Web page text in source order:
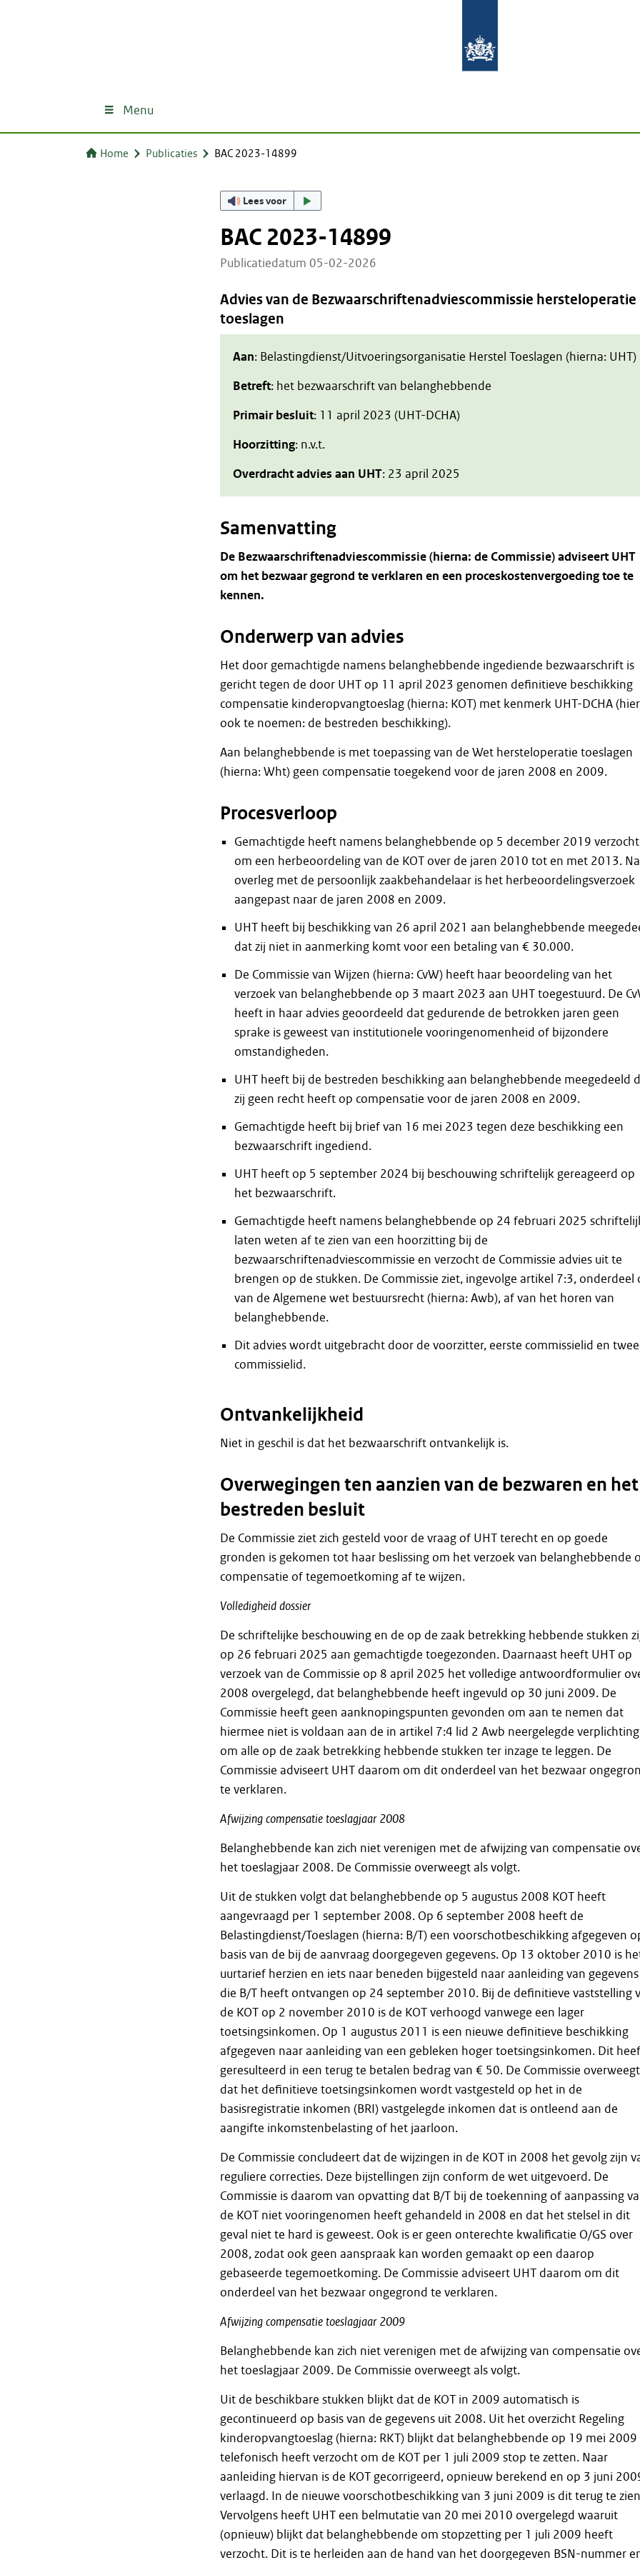
Menu
Home Publicaties BAC 2023-14899
Lees voor
BAC 2023-14899
Publicatiedatum 05-02-2026
Advies van de Bezwaarschriftenadviescommissie hersteloperatie
toeslagen
Aan: Belastingdienst/Uitvoeringsorganisatie Herstel Toeslagen (hierna: UHT)
Betreft: het bezwaarschrift van belanghebbende
Primair besluit: 11 april 2023 (UHT-DCHA)
Hoorzitting: n.v.t.
Overdracht advies aan UHT: 23 april 2025
Samenvatting
De Bezwaarschriftenadviescommissie(hierna: deCommissie)adviseert UHT
om het bezwaargegrond teverklaren en een proceskostenvergoedingtoete
kennen.
Onderwerp van advies
Het door gemachtigde namens belanghebbende ingediende bezwaarschrift is
gericht tegen de door UHT op 11 april 2023 genomen definitieve beschikking
compensatie kinderopvangtoeslag (hierna: KOT) met kenmerk UHT-DCHA
ook te noemen: de bestreden beschikking).
Aan belanghebbende is met toepassing van de Wet hersteloperatie toeslagen
(hierna: Wht) geen compensatie toegekend voor de jaren 2008 en 2009.
Procesverloop
Gemachtigde heeft namens belanghebbende op 5 december 2019 verzocht
om een herbeoordeling van de KOT over de jaren 2010 tot en met 2013. Na
overleg met de persoonlijk zaakbehandelaar is het herbeoordelingsverzoek
aangepast naar de jaren 2008 en 2009.
UHT heeft bij beschikking van 26 april 2021 aan belanghebbende
dat zij niet in aanmerking komt voor een betaling van € 30.000.
De Commissie van Wijzen (hierna: CvW) heeft haar beoordeling van het
verzoek van belanghebbende op 3 maart 2023 aan UHT toegestuurd. De
heeft in haar advies geoordeeld dat gedurende de betrokken jaren geen
sprake is geweest van institutionele vooringenomenheid of bijzondere
omstandigheden.
UHT heeft bij de bestreden beschikking aan belanghebbende meegedeeld
zij geen recht heeft op compensatie voor de jaren 2008 en 2009.
Gemachtigde heeft bij brief van 16 mei 2023 tegen deze beschikking een
bezwaarschrift ingediend.
UHT heeft op 5 september 2024 bij beschouwing schriftelijk gereageerd op
het bezwaarschrift.
Gemachtigde heeft namens belanghebbende op 24 februari 2025
laten weten af te zien van een hoorzitting bij de
bezwaarschriftenadviescommissie en verzocht de Commissie advies uit te
brengen op de stukken. De Commissie ziet, ingevolge artikel 7:3, onderdeel
van de Algemene wet bestuursrecht (hierna: Awb), af van het horen van
belanghebbende.
Dit advies wordt uitgebracht door de voorzitter, eerste commissielid en
commissielid.
Ontvankelijkheid
Niet in geschil is dat het bezwaarschrift ontvankelijk is.
Overwegingen ten aanzien van de bezwaren en het
bestreden besluit
De Commissie ziet zich gesteld voor de vraag of UHT terecht en op goede
gronden is gekomen tot haar beslissing om het verzoek van belanghebbende
compensatie of tegemoetkoming af te wijzen.
Volledigheiddossier
De schriftelijke beschouwing en de op de zaak betrekking hebbende stukken
op 26 februari 2025 aan gemachtigde toegezonden. Daarnaast heeft UHT op
verzoek van de Commissie op 8 april 2025 het volledige antwoordformulier
2008 overgelegd, dat belanghebbende heeft ingevuld op 30 juni 2009. De
Commissie heeft geen aanknopingspunten gevonden om aan te nemen dat
hiermee niet is voldaan aan de in artikel 7:4 lid 2 Awb neergelegde verplichting
om alle op de zaak betrekking hebbende stukken ter inzage te leggen. De
Commissie adviseert UHT daarom om dit onderdeel van het bezwaar
te verklaren.
Afwijzingcompensatietoeslagjaar 2008
Belanghebbende kan zich niet verenigen met de afwijzing van compensatie
het toeslagjaar 2008. De Commissie overweegt als volgt.
Uit de stukken volgt dat belanghebbende op 5 augustus 2008 KOT heeft
aangevraagd per 1 september 2008. Op 6 september 2008 heeft de
Belastingdienst/Toeslagen (hierna: B/T) een voorschotbeschikking afgegeven
basis van de bij de aanvraag doorgegeven gegevens. Op 13 oktober 2010 is
uurtarief herzien en iets naar beneden bijgesteld naar aanleiding van gegevens
die B/T heeft ontvangen op 24 september 2010. Bij de definitieve vaststelling
de KOT op 2 november 2010 is de KOT verhoogd vanwege een lager
toetsingsinkomen. Op 1 augustus 2011 is een nieuwe definitieve beschikking
afgegeven naar aanleiding van een gebleken hoger toetsingsinkomen. Dit
geresulteerd in een terug te betalen bedrag van € 50. De Commissie overweegt
dat het definitieve toetsingsinkomen wordt vastgesteld op het in de
basisregistratie inkomen (BRI) vastgelegde inkomen dat is ontleend aan de
aangifte inkomstenbelasting of het jaarloon.
De Commissie concludeert dat de wijzingen in de KOT in 2008 het gevolg zijn
reguliere correcties. Deze bijstellingen zijn conform de wet uitgevoerd. De
Commissie is daarom van opvatting dat B/T bij de toekenning of aanpassing
de KOT niet vooringenomen heeft gehandeld in 2008 en dat het stelsel in dit
geval niet te hard is geweest. Ook is er geen onterechte kwalificatie O/GS over
2008, zodat ook geen aanspraak kan worden gemaakt op een daarop
gebaseerde tegemoetkoming. De Commissie adviseert UHT daarom om dit
onderdeel van het bezwaar ongegrond te verklaren.
Afwijzingcompensatietoeslagjaar 2009
Belanghebbende kan zich niet verenigen met de afwijzing van compensatie
het toeslagjaar 2009. De Commissie overweegt als volgt.
Uit de beschikbare stukken blijkt dat de KOT in 2009 automatisch is
gecontinueerd op basis van de gegevens uit 2008. Uit het overzicht Regeling
kinderopvangtoeslag (hierna: RKT) blijkt dat belanghebbende op 19 mei 2009
telefonisch heeft verzocht om de KOT per 1 juli 2009 stop te zetten. Naar
aanleiding hiervan is de KOT gecorrigeerd, opnieuw berekend en op 3 juni
verlaagd. In de nieuwe voorschotbeschikking van 3 juni 2009 is dit terug te
Vervolgens heeft UHT een belmutatie van 20 mei 2010 overgelegd waaruit
(opnieuw) blijkt dat belanghebbende om stopzetting per 1 juli 2009 heeft
verzocht. Dit is te herleiden aan de hand van het doorgegeven BSN-nummer